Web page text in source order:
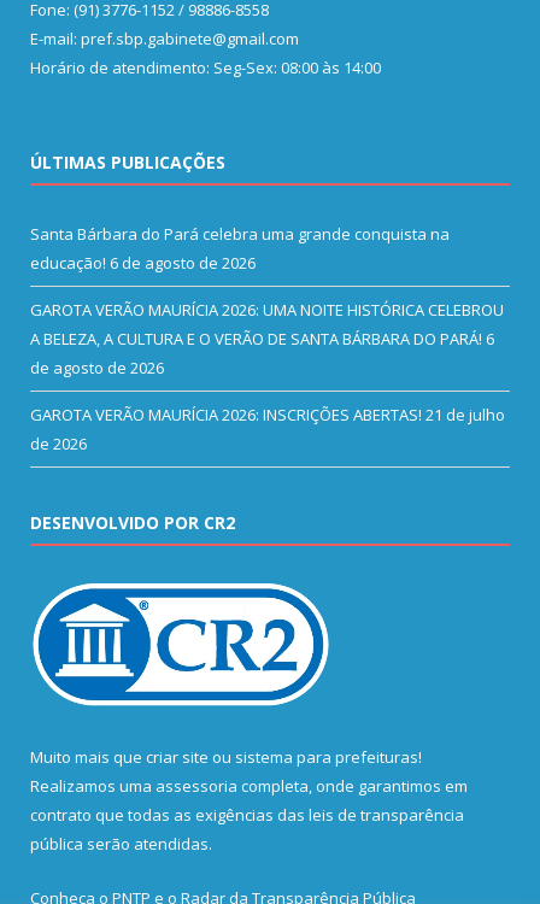
Fone: (91) 3776-1152 / 98886-8558
E-mail: pref.sbp.gabinete@gmail.com
Horário de atendimento: Seg-Sex: 08:00 às 14:00
ÚLTIMAS PUBLICAÇÕES
Santa Bárbara do Pará celebra uma grande conquista na
educação! 6 de agosto de 2026
GAROTA VERÃO MAURÍCIA 2026: UMA NOITE HISTÓRICA CELEBROU
A BELEZA, A CULTURA E O VERÃO DE SANTA BÁRBARA DO PARÁ! 6
de agosto de 2026
GAROTA VERÃO MAURÍCIA 2026: INSCRIÇÕES ABERTAS! 21 de julho
de 2026
DESENVOLVIDO POR CR2
Muito mais que criar site ou sistema para prefeituras!
Realizamos uma assessoria completa, onde garantimos em
contrato que todas as exigências das leis de transparência
pública serão atendidas.
Conheça o PNTP e o Radar da Transparência Pública